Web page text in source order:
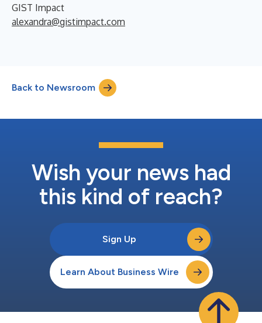
GIST Impact
alexandra@gistimpact.com
Back to Newsroom
Wish your news had
this kind of reach?
Sign Up
Learn About Business Wire